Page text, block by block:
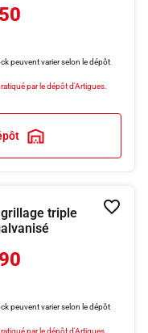
peuvent varier selon le dépôt
par le dépôt d'Artigues.
triple
peuvent varier selon le dépôt
par le dépôt d'Artigues.